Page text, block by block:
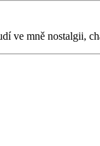
ve mně nostalgii,